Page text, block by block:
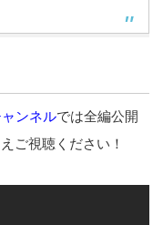
ンネルでは全編公開
ご視聴ください！